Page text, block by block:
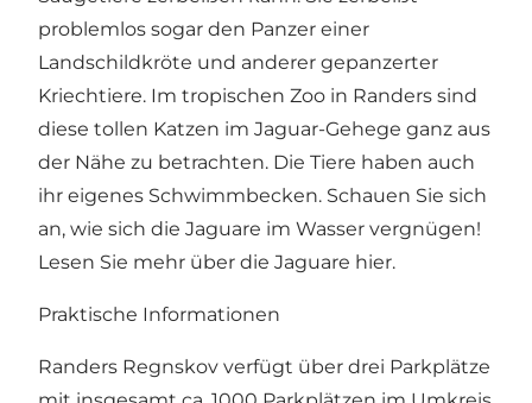
problemlos sogar den Panzer einer
Landschildkröte und anderer gepanzerter
Kriechtiere. Im tropischen Zoo in Randers sind
diese tollen Katzen im Jaguar-Gehege ganz aus
der Nähe zu betrachten. Die Tiere haben auch
ihr eigenes Schwimmbecken. Schauen Sie sich
an, wie sich die Jaguare im Wasser vergnügen!
Lesen Sie mehr über die Jaguare hier.
Praktische Informationen
Randers Regnskov verfügt über drei Parkplätze